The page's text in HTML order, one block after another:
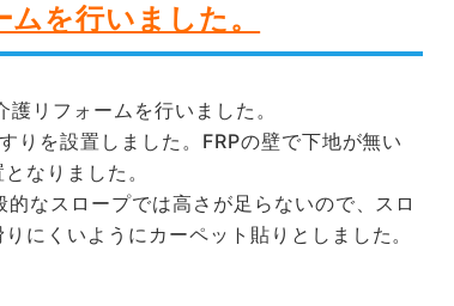
を行いました。
リフォームを行いました。
りを設置しました。FRPの壁で下地が無い
なりました。
なスロープでは高さが足らないので、スロ
にくいようにカーペット貼りとしました。